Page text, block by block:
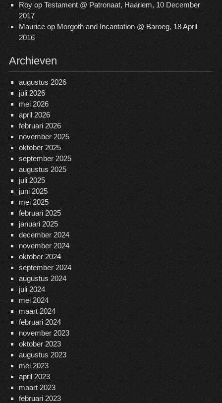
Royop Testament @ Patronaat, Haarlem, 10 December
2017
Mauriceop Morgoth and Incantation @ Baroeg, 18 April
2016
Archieven
augustus 2026
juli 2026
mei 2026
april 2026
februari 2026
november 2025
oktober 2025
september 2025
augustus 2025
juli 2025
juni 2025
mei 2025
februari 2025
januari 2025
december 2024
november 2024
oktober 2024
september 2024
augustus 2024
juli 2024
mei 2024
maart 2024
februari 2024
november 2023
oktober 2023
augustus 2023
mei 2023
april 2023
maart 2023
februari 2023